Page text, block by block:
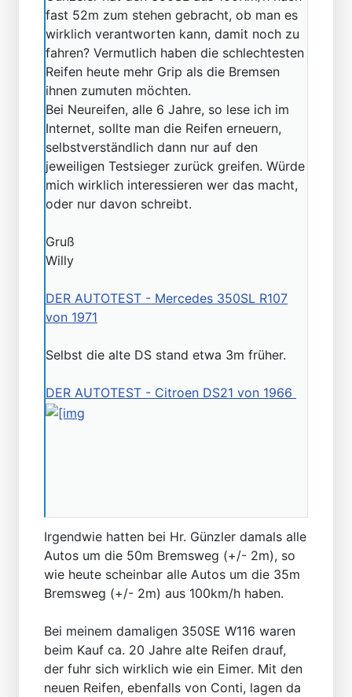
fast 52m zum stehen gebracht, ob man es
wirklich verantworten kann, damit noch zu
fahren? Vermutlich haben die schlechtesten
Reifen heute mehr Grip als die Bremsen
ihnen zumuten möchten.
Bei Neureifen, alle 6 Jahre, so lese ich im
Internet, sollte man die Reifen erneuern,
selbstverständlich dann nur auf den
jeweiligen Testsieger zurück greifen. Würde
mich wirklich interessieren wer das macht,
oder nur davon schreibt.
Gruß
Willy
DER AUTOTEST - Mercedes 350SL R107
von 1971
Selbst die alte DS stand etwa 3m früher.
DER AUTOTEST - Citroen DS21 von 1966
Irgendwie hatten bei Hr. Günzler damals alle
Autos um die 50m Bremsweg (+/- 2m), so
wie heute scheinbar alle Autos um die 35m
Bremsweg (+/- 2m) aus 100km/h haben.
Bei meinem damaligen 350SE W116 waren
beim Kauf ca. 20 Jahre alte Reifen drauf,
der fuhr sich wirklich wie ein Eimer. Mit den
neuen Reifen, ebenfalls von Conti, lagen da